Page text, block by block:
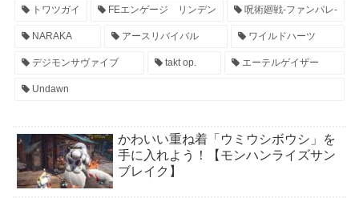
トワツガイ FEエンゲージ リンデン 呪術廻戦-ファンパレ-
NARAKA アースリバイバル ワイルドハーツ
デジモンサヴァイブ takt op. エーテルゲイザー
Undawn
かわいい重ね着「ウミウシボウシ」を
手に入れよう！【モンハンライズサン
ブレイク】